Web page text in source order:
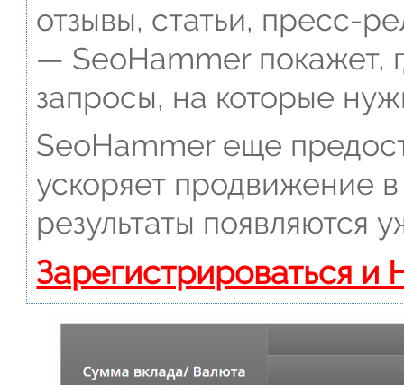
отзывы, статьи, пресс-
— SeoHammer покажет,
запросы, на которые
SeoHammer еще
ускоряет продвижение
результаты появляются
Зарегистрироваться и